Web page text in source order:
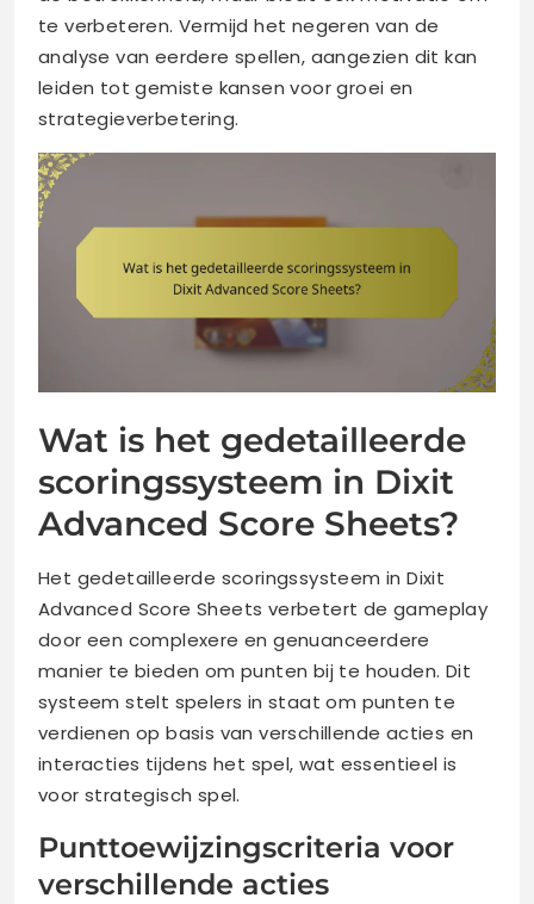
te verbeteren. Vermijd het negeren van de
analyse van eerdere spellen, aangezien dit kan
leiden tot gemiste kansen voor groei en
strategieverbetering.
Wat is het gedetailleerde
scoringssysteem in Dixit
Advanced Score Sheets?
Het gedetailleerde scoringssysteem in Dixit
Advanced Score Sheets verbetert de gameplay
door een complexere en genuanceerdere
manier te bieden om punten bij te houden. Dit
systeem stelt spelers in staat om punten te
verdienen op basis van verschillende acties en
interacties tijdens het spel, wat essentieel is
voor strategisch spel.
Punttoewijzingscriteria voor
verschillende acties